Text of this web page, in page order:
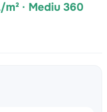
· Mediu 360